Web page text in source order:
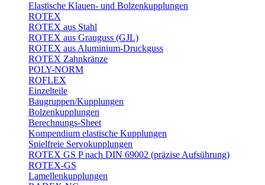
Elastische Klauen- und Bolzenkupplungen
ROTEX
ROTEX aus Stahl
ROTEX aus Grauguss (GJL)
ROTEX aus Aluminium-Druckguss
ROTEX Zahnkränze
POLY-NORM
ROFLEX
Einzelteile
Baugruppen/Kupplungen
Bolzenkupplungen
Berechnungs-Sheet
Kompendium elastische Kupplungen
Spielfreie Servokupplungen
ROTEX GS P nach DIN 69002 (präzise Aufsührung)
ROTEX-GS
Lamellenkupplungen